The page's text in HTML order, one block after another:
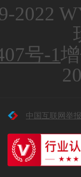
2022
号-1
中国互联网举